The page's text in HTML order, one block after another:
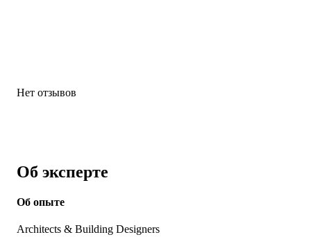
Нет отзывов
Об эксперте
Об опыте
Architects & Building Designers